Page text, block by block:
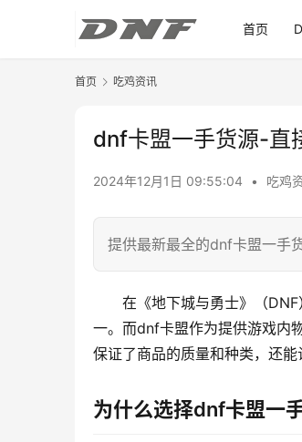
首页
首页 吃鸡资讯
dnf卡盟一手货源-直
2024年12月1日 09:55:04 • 吃鸡
提供最新最全的dnf卡盟一手
在《地下城与勇士》（
一。而dnf卡盟作为提供游戏内
保证了商品的质量和种类，还能
为什么选择dnf卡盟一